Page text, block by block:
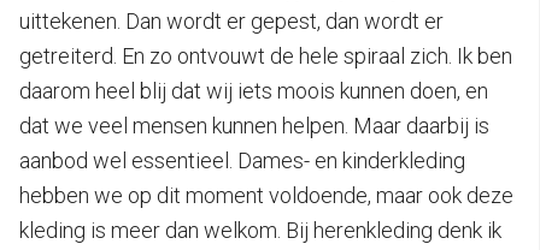
uittekenen. Dan wordt er gepest, dan wordt er
getreiterd. En zo ontvouwt de hele spiraal zich. Ik ben
daarom heel blij dat wij iets moois kunnen doen, en
dat we veel mensen kunnen helpen. Maar daarbij is
aanbod wel essentieel. Dames- en kinderkleding
hebben we op dit moment voldoende, maar ook deze
kleding is meer dan welkom. Bij herenkleding denk ik